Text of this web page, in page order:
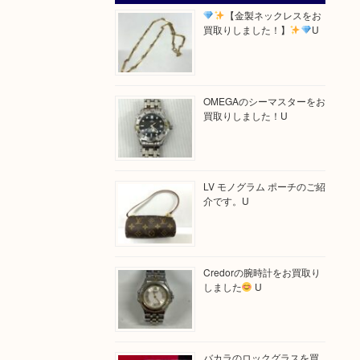
【金製ネックレスをお
買取りしました！】
U
OMEGAのシーマスターをお
買取りしました！U
LV モノグラム ポーチのご紹
介です。U
Credorの腕時計をお買取り
しました
U